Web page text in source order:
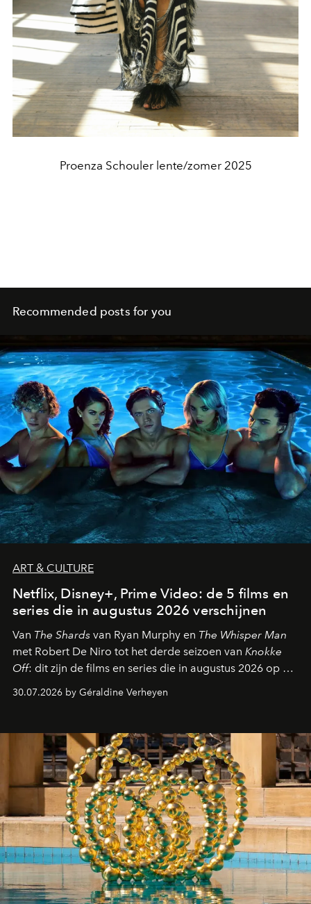
Proenza Schouler lente/zomer 2025
Recommended posts for you
ART & CULTURE
Netflix, Disney+, Prime Video: de 5 films en
series die in augustus 2026 verschijnen
Van The Shards van Ryan Murphy en The Whisper Man
met Robert De Niro tot het derde seizoen van Knokke
Off: dit zijn de films en series die in augustus 2026 op de
streamingplatformen verschijnen.
30.07.2026 by Géraldine Verheyen